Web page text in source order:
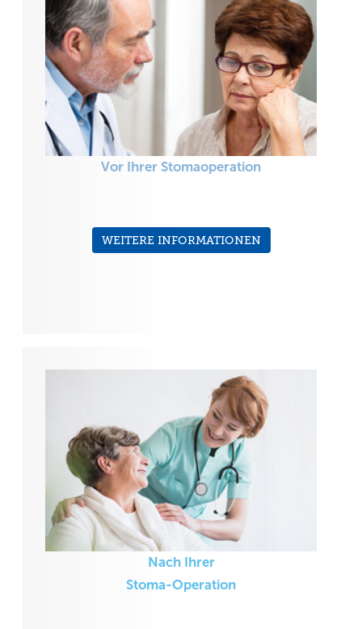
Vor Ihrer Stomaoperation
WEITERE INFORMATIONEN
Nach Ihrer
Stoma-Operation